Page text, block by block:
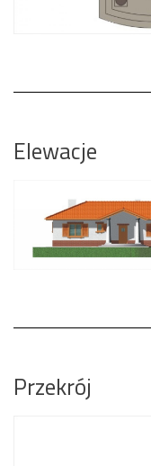
Elewacje
Przekrój